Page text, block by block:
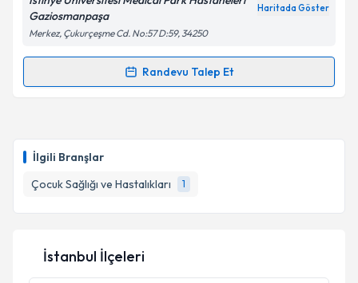
İlgili Branşlar
Çocuk Sağlığı ve Hastalıkları
1
Metni'ni okudum ve kişisel verilerimin belirtilen
kapsamda işlenmesini kabul ediyorum.
Gaziosmanpaşa
Haritada Göster
Merkez, Çukurçeşme Cd. No:57 D:59, 34250
Randevu Talep Et
Randevu Takvimi Talebi
takvim hazırlandığında e-posta ile bilgilendireceğiz.
Kişisel verilerimin işlenmesine ilişkinAydınlatma
İstanbul İlçeleri